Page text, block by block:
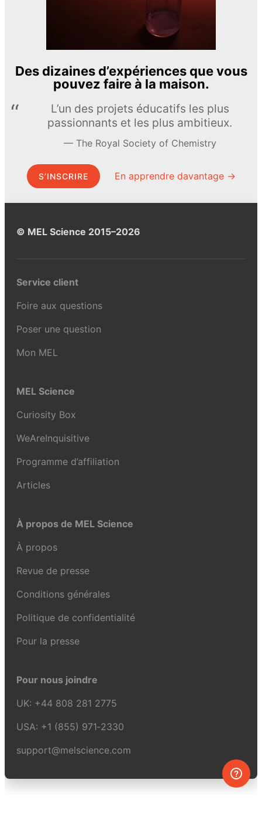
Des dizaines d’expériences que vous
pouvez faire à la maison.
L’un des projets éducatifs les plus
passionnants et les plus ambitieux.
The Royal Society of Chemistry
S’INSCRIRE En apprendre davantage →
© MEL Science 2015–2026
Service client
Foire aux questions
Poser une question
Mon MEL
MEL Science
Curiosity Box
WeAreInquisitive
Programme d’affiliation
Articles
À propos de MEL Science
À propos
Revue de presse
Conditions générales
Politique de confidentialité
Pour la presse
Pour nous joindre
UK: +44 808 281 2775
USA: +1 (855) 971‑2330
support@melscience.com